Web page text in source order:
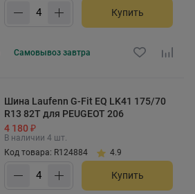
Купить
Самовывоз завтра
Шина Laufenn G-Fit EQ LK41 175/70
R13 82T для PEUGEOT 206
4 180 ₽
В наличии 4 шт.
Код товара: R124884
4.9
Купить